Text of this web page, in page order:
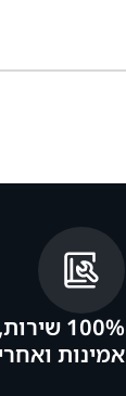
100% שירות,
אמינות